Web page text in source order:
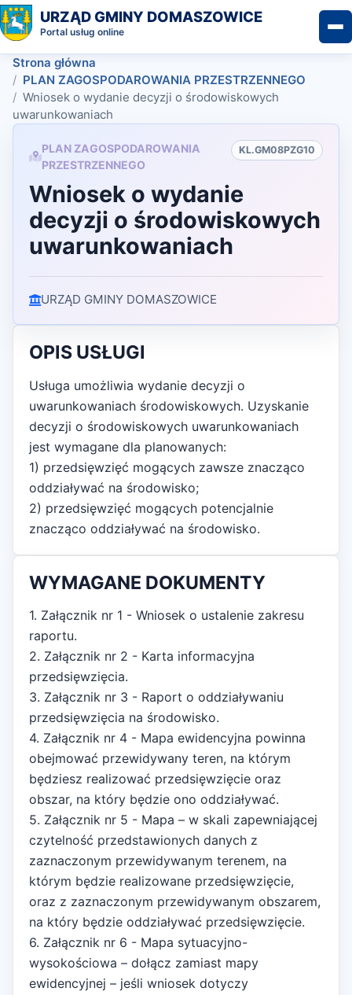
URZĄD GMINY DOMASZOWICE
Portal usług online
Strona główna
PLAN ZAGOSPODAROWANIA PRZESTRZENNEGO
Wniosek o wydanie decyzji o środowiskowych
uwarunkowaniach
PLAN ZAGOSPODAROWANIA
PRZESTRZENNEGO
KL.GM08PZG10
Wniosek o wydanie
decyzji o środowiskowych
uwarunkowaniach
URZĄD GMINY DOMASZOWICE
OPIS USŁUGI
Usługa umożliwia wydanie decyzji o
uwarunkowaniach środowiskowych. Uzyskanie
decyzji o środowiskowych uwarunkowaniach
jest wymagane dla planowanych:
1) przedsięwzięć mogących zawsze znacząco
oddziaływać na środowisko;
2) przedsięwzięć mogących potencjalnie
znacząco oddziaływać na środowisko.
WYMAGANE DOKUMENTY
1. Załącznik nr 1 - Wniosek o ustalenie zakresu
raportu.
2. Załącznik nr 2 - Karta informacyjna
przedsięwzięcia.
3. Załącznik nr 3 - Raport o oddziaływaniu
przedsięwzięcia na środowisko.
4. Załącznik nr 4 - Mapa ewidencyjna powinna
obejmować przewidywany teren, na którym
będziesz realizować przedsięwzięcie oraz
obszar, na który będzie ono oddziaływać.
5. Załącznik nr 5 - Mapa – w skali zapewniającej
czytelność przedstawionych danych z
zaznaczonym przewidywanym terenem, na
którym będzie realizowane przedsięwzięcie,
oraz z zaznaczonym przewidywanym obszarem,
na który będzie oddziaływać przedsięwzięcie.
6. Załącznik nr 6 - Mapa sytuacyjno-
wysokościowa – dołącz zamiast mapy
ewidencyjnej – jeśli wniosek dotyczy